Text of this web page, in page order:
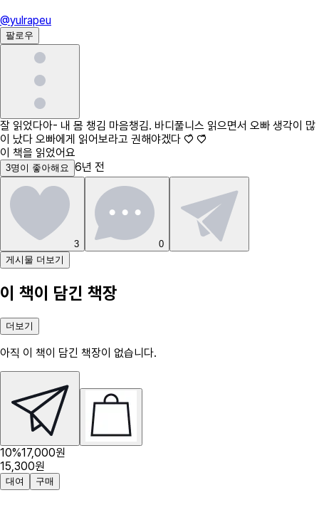
@yulrapeu
팔로우
잘 읽었다아- 내 몸 챙김 마음챙김. 바디풀니스 읽으면서 오빠 생각이 많
이 났다 오빠에게 읽어보라고 권해야겠다 ♡̐̈ ♡̆̎
이 책을 읽었어요
3명 이 좋아해요 6년 전
3
0
게시물 더보기
이 책이 담긴 책장
더보기
아직 이 책이 담긴 책장이 없습니다.
10%17,000원
15,300원
대여 구매